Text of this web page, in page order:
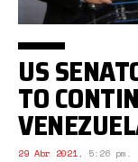
US
TO
29 Abr 2021, 5:26 pm.